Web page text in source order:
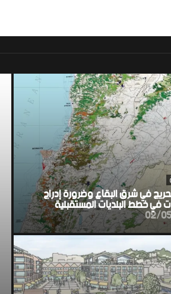
في شرق البقاع وضرورة إدراج
في خطط البلديات المستقبلية
02/